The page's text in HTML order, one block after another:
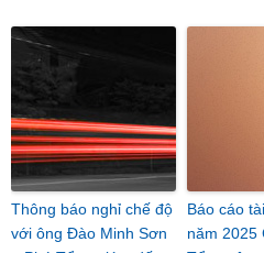
Thông báo nghỉ chế độ
với ông Đào Minh Sơn
Báo cáo
năm 2025